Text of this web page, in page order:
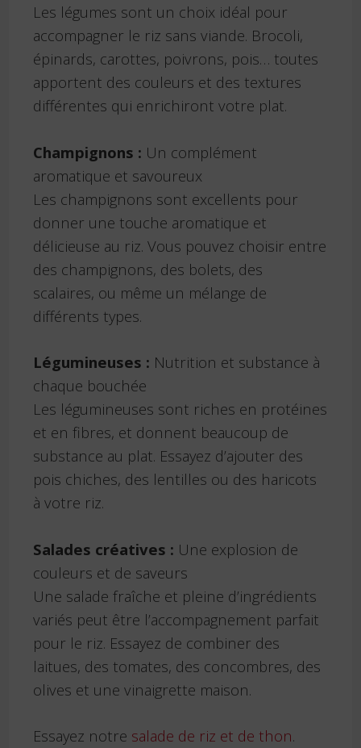
Les légumes sont un choix idéal pour
accompagner le riz sans viande. Brocoli,
épinards, carottes, poivrons, pois… toutes
apportent des couleurs et des textures
différentes qui enrichiront votre plat.
Champignons : Un complément
aromatique et savoureux
Les champignons sont excellents pour
donner une touche aromatique et
délicieuse au riz. Vous pouvez choisir entre
des champignons, des bolets, des
scalaires, ou même un mélange de
différents types.
Légumineuses : Nutrition et substance à
chaque bouchée
Les légumineuses sont riches en protéines
et en fibres, et donnent beaucoup de
substance au plat. Essayez d’ajouter des
pois chiches, des lentilles ou des haricots
à votre riz.
Salades créatives : Une explosion de
couleurs et de saveurs
Une salade fraîche et pleine d’ingrédients
variés peut être l’accompagnement parfait
pour le riz. Essayez de combiner des
laitues, des tomates, des concombres, des
olives et une vinaigrette maison.
Essayez notre salade de riz et de thon.